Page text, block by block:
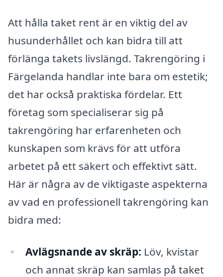
Att hålla taket rent är en viktig del av
husunderhållet och kan bidra till att
förlänga takets livslängd. Takrengöring i
Färgelanda handlar inte bara om estetik;
det har också praktiska fördelar. Ett
företag som specialiserar sig på
takrengöring har erfarenheten och
kunskapen som krävs för att utföra
arbetet på ett säkert och effektivt sätt.
Här är några av de viktigaste aspekterna
av vad en professionell takrengöring kan
bidra med:
Avlägsnande av skräp: Löv, kvistar
och annat skräp kan samlas på taket